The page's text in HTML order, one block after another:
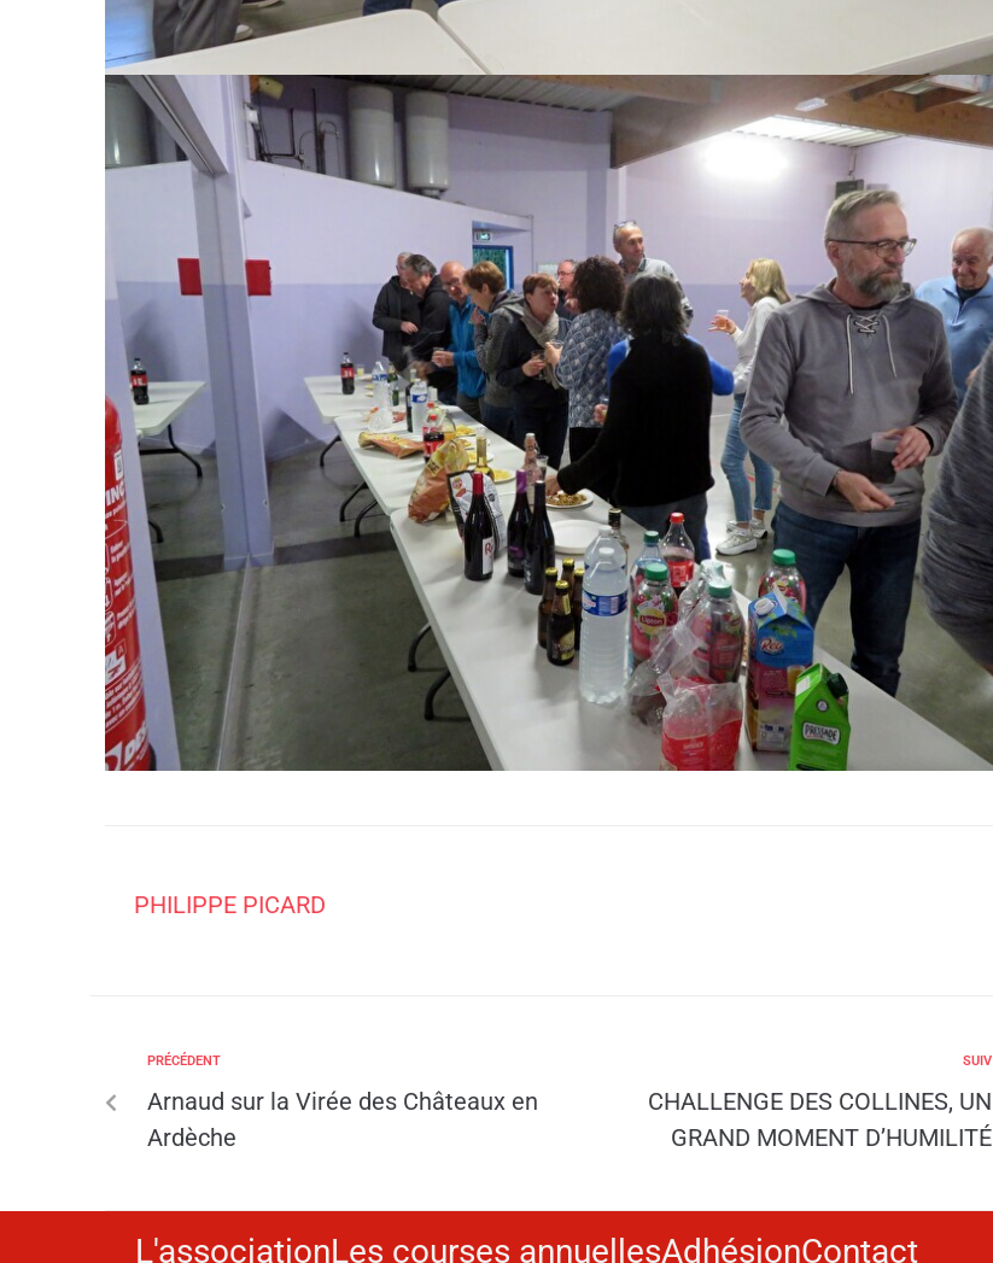
PHILIPPE PICARD
PRÉCÉDENT
Arnaud sur la Virée des Châteaux en
Ardèche
SUIV
CHALLENGE DES COLLINES, UN
GRAND MOMENT D’HUMILITÉ
L'associationLes courses annuellesAdhésionContact